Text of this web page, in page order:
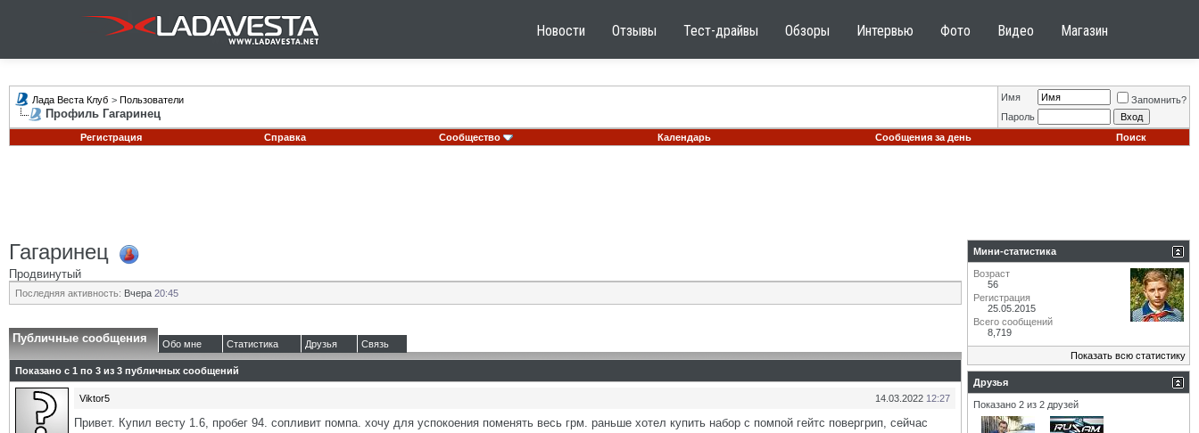
Новости Отзывы Тест-драйвы Обзоры Интервью Фото Видео Магазин
Лада Веста Клуб > Пользователи
Профиль Гагаринец
Имя
Запомнить?
Пароль
Регистрация
Справка Сообщество Календарь Сообщения за день Поиск
Гагаринец
Продвинутый
Последняя активность: Вчера 20:45
Публичные сообщения Обо мне Статистика Друзья Связь
Показано с 1 по 3 из 3 публичных сообщений
14.03.2022 12:27
Viktor5
Привет. Купил весту 1.6, пробег 94. сопливит помпа. хочу для успокоения поменять весь грм. раньше хотел купить набор с помпой гейтс повергрип, сейчас
Мини-статистика
Возраст
56
Регистрация
25.05.2015
Всего сообщений
8,719
Показать всю статистику
Друзья
Показано 2 из 2 друзей